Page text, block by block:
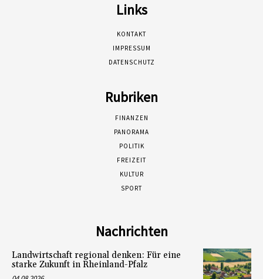
Links
KONTAKT
IMPRESSUM
DATENSCHUTZ
Rubriken
FINANZEN
PANORAMA
POLITIK
FREIZEIT
KULTUR
SPORT
Nachrichten
Landwirtschaft regional denken: Für eine
starke Zukunft in Rheinland-Pfalz